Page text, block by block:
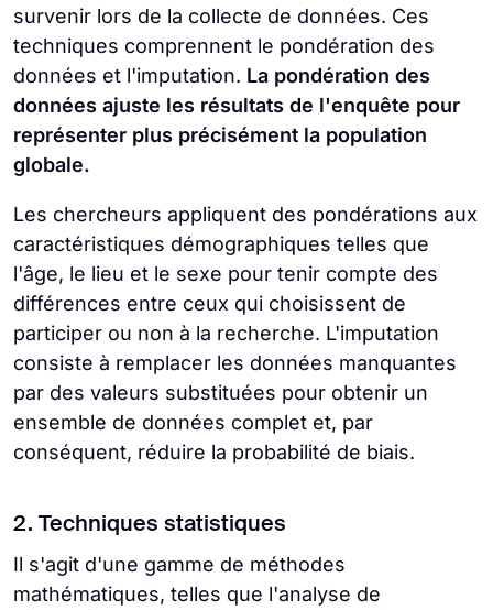
survenir lors de la collecte de données. Ces
techniques comprennent le pondération des
données et l'imputation. La pondération des
données ajuste les résultats de l'enquête pour
représenter plus précisément la population
globale.
Les chercheurs appliquent des pondérations aux
caractéristiques démographiques telles que
l'âge, le lieu et le sexe pour tenir compte des
différences entre ceux qui choisissent de
participer ou non à la recherche. L'imputation
consiste à remplacer les données manquantes
par des valeurs substituées pour obtenir un
ensemble de données complet et, par
conséquent, réduire la probabilité de biais.
2. Techniques statistiques
Il s'agit d'une gamme de méthodes
mathématiques, telles que l'analyse de